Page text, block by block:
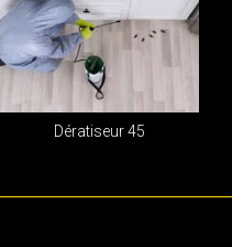
Dératiseur 45